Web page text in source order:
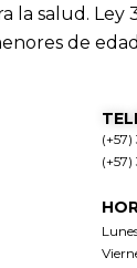
la salud. Ley
de